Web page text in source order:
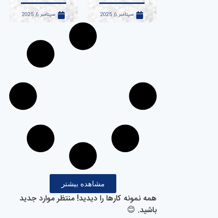
مشاهده بیشتر
همه نمونه کارها را دیدید! منتظر موارد جدید
باشید. 😊